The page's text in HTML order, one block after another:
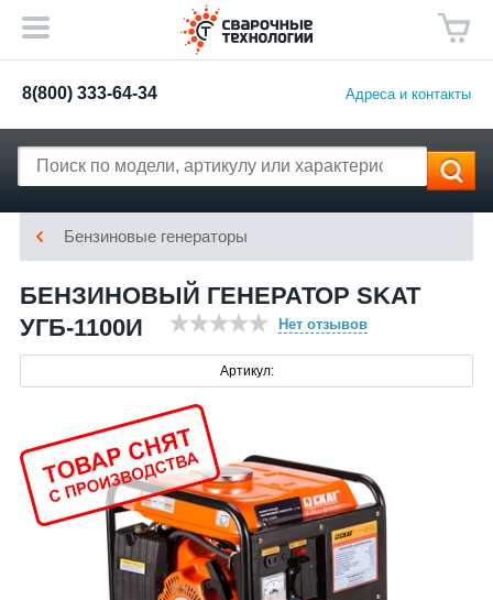
8(800) 333-64-34 Адреса и контакты
Бензиновые генераторы
БЕНЗИНОВЫЙ ГЕНЕРАТОР SKAT
УГБ-1100И
Нет отзывов
Артикул: